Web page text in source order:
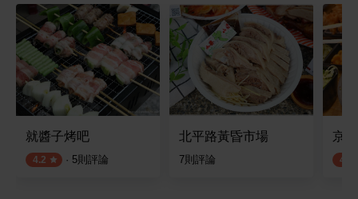
就醬子烤吧
4.2 · 5則評論
北平路黃昏市場
7則評論
京
4.1